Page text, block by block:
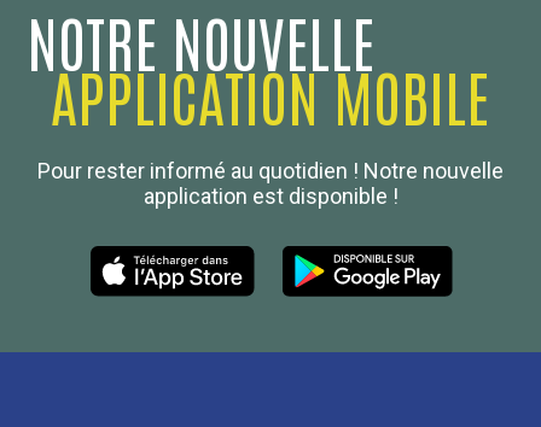
NOTRE NOUVELLE
APPLICATION MOBILE
Pour rester informé au quotidien ! Notre nouvelle
application est disponible !
Boulanger de France
Les Nouvelles de la Boulangerie-Pâtisserie Française
27, av d’Eylau - 75782 Paris Cédex 16
01 53 70 16 25